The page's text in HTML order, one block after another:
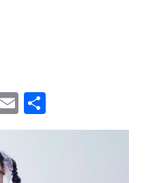
GmailEmail
有